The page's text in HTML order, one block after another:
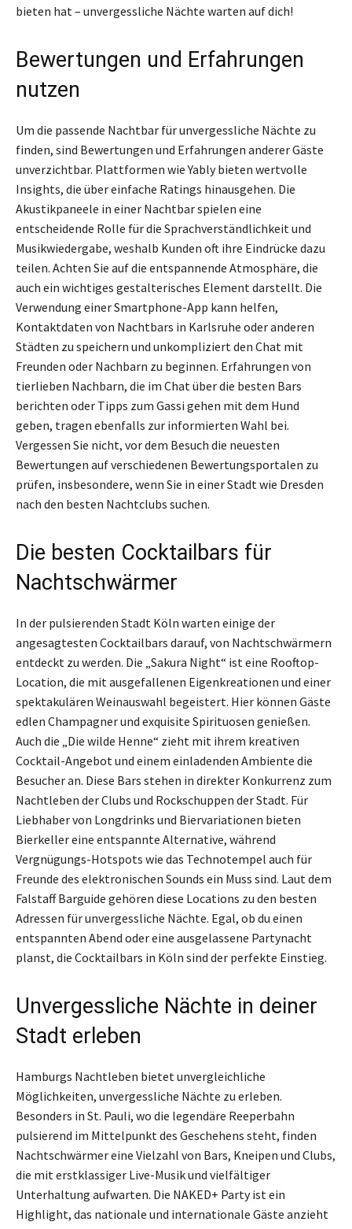
bieten hat – unvergessliche Nächte warten auf dich!
Bewertungen und Erfahrungen
nutzen
Um die passende Nachtbar für unvergessliche Nächte zu
finden, sind Bewertungen und Erfahrungen anderer Gäste
unverzichtbar. Plattformen wie Yably bieten wertvolle
Insights, die über einfache Ratings hinausgehen. Die
Akustikpaneele in einer Nachtbar spielen eine
entscheidende Rolle für die Sprachverständlichkeit und
Musikwiedergabe, weshalb Kunden oft ihre Eindrücke dazu
teilen. Achten Sie auf die entspannende Atmosphäre, die
auch ein wichtiges gestalterisches Element darstellt. Die
Verwendung einer Smartphone-App kann helfen,
Kontaktdaten von Nachtbars in Karlsruhe oder anderen
Städten zu speichern und unkompliziert den Chat mit
Freunden oder Nachbarn zu beginnen. Erfahrungen von
tierlieben Nachbarn, die im Chat über die besten Bars
berichten oder Tipps zum Gassi gehen mit dem Hund
geben, tragen ebenfalls zur informierten Wahl bei.
Vergessen Sie nicht, vor dem Besuch die neuesten
Bewertungen auf verschiedenen Bewertungsportalen zu
prüfen, insbesondere, wenn Sie in einer Stadt wie Dresden
nach den besten Nachtclubs suchen.
Die besten Cocktailbars für
Nachtschwärmer
In der pulsierenden Stadt Köln warten einige der
angesagtesten Cocktailbars darauf, von Nachtschwärmern
entdeckt zu werden. Die „Sakura Night“ ist eine Rooftop-
Location, die mit ausgefallenen Eigenkreationen und einer
spektakulären Weinauswahl begeistert. Hier können Gäste
edlen Champagner und exquisite Spirituosen genießen.
Auch die „Die wilde Henne“ zieht mit ihrem kreativen
Cocktail-Angebot und einem einladenden Ambiente die
Besucher an. Diese Bars stehen in direkter Konkurrenz zum
Nachtleben der Clubs und Rockschuppen der Stadt. Für
Liebhaber von Longdrinks und Biervariationen bieten
Bierkeller eine entspannte Alternative, während
Vergnügungs-Hotspots wie das Technotempel auch für
Freunde des elektronischen Sounds ein Muss sind. Laut dem
Falstaff Barguide gehören diese Locations zu den besten
Adressen für unvergessliche Nächte. Egal, ob du einen
entspannten Abend oder eine ausgelassene Partynacht
planst, die Cocktailbars in Köln sind der perfekte Einstieg.
Unvergessliche Nächte in deiner
Stadt erleben
Hamburgs Nachtleben bietet unvergleichliche
Möglichkeiten, unvergessliche Nächte zu erleben.
Besonders in St. Pauli, wo die legendäre Reeperbahn
pulsierend im Mittelpunkt des Geschehens steht, finden
Nachtschwärmer eine Vielzahl von Bars, Kneipen und Clubs,
die mit erstklassiger Live-Musik und vielfältiger
Unterhaltung aufwarten. Die NAKED+ Party ist ein
Highlight, das nationale und internationale Gäste anzieht